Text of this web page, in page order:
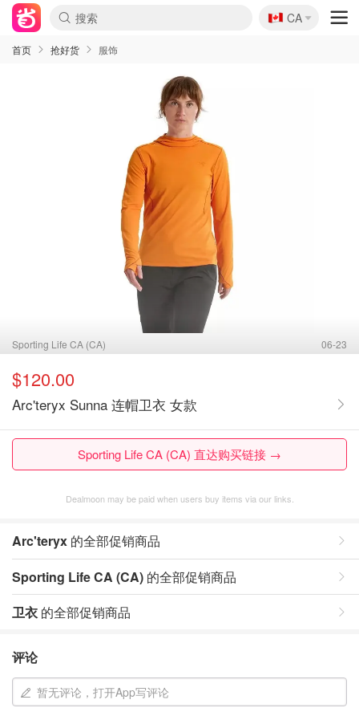
🇨🇦
CA
首页 抢好货 服饰
Sporting Life CA (CA) 06-23
$120.00
Arc'teryx Sunna 连帽卫衣 女款
Sporting Life CA (CA) 直达购买链接 →
Dealmoon may be paid when users buy items via our links.
Arc'teryx 的全部促销商品
Sporting Life CA (CA) 的全部促销商品
卫衣 的全部促销商品
评论
暂无评论，打开App写评论